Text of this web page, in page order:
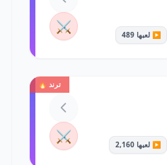
▶️ لعبها 489 ⚔️
ترند 🔥
▶️ لعبها 2,160 ⚔️